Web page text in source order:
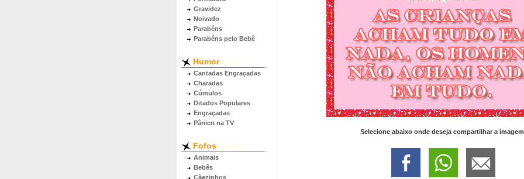
Gravidez
Noivado
Parabéns
Parabéns pelo Bebê
Humor
Cantadas Engraçadas
Charadas
Cúmulos
Ditados Populares
Engraçadas
Pânico na TV
Fofos
Animais
Bebês
Cãezinhos
Selecione abaixo onde deseja compartilhar a